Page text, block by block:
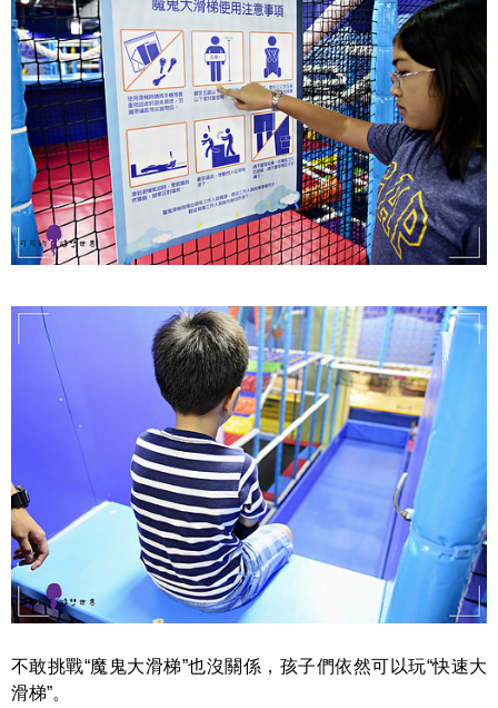
不敢挑戰“魔鬼大滑梯”也沒關係，孩子們依然可以玩“快速大
滑梯”。